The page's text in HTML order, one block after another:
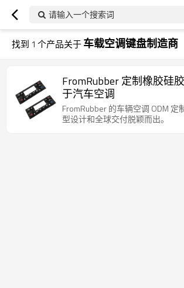
请输入一个搜索词
找到 1 个产品关于车载空调键盘制造商
FromRubber 定制橡胶硅
于汽车空调
FromRubber 的车辆空调 ODM
型设计和全球交付脱颖而出。